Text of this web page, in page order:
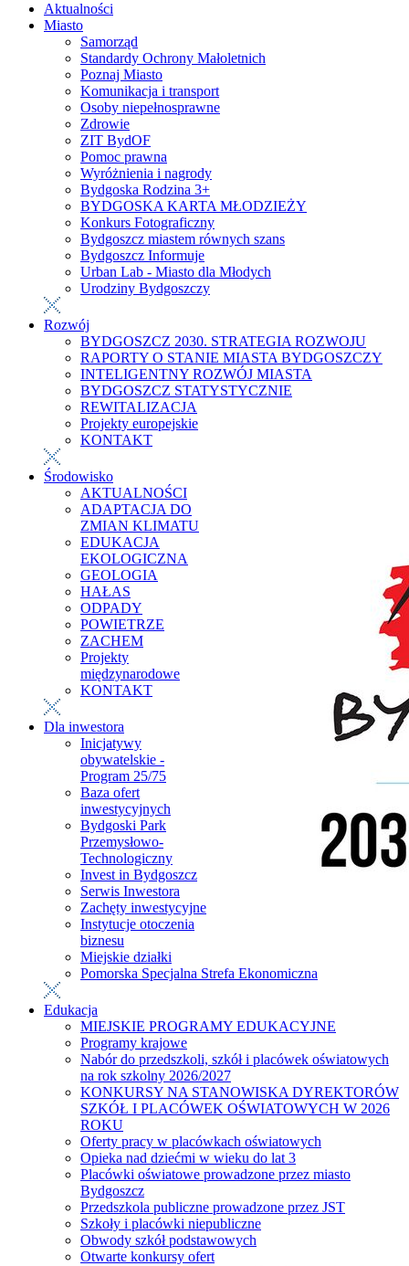
Aktualności
Miasto
Samorząd
Standardy Ochrony Małoletnich
Poznaj Miasto
Komunikacja i transport
Osoby niepełnosprawne
Zdrowie
ZIT BydOF
Pomoc prawna
Wyróżnienia i nagrody
Bydgoska Rodzina 3+
BYDGOSKA KARTA MŁODZIEŻY
Konkurs Fotograficzny
Bydgoszcz miastem równych szans
Bydgoszcz Informuje
Urban Lab - Miasto dla Młodych
Urodziny Bydgoszczy
Rozwój
BYDGOSZCZ 2030. STRATEGIA ROZWOJU
RAPORTY O STANIE MIASTA BYDGOSZCZY
INTELIGENTNY ROZWÓJ MIASTA
BYDGOSZCZ STATYSTYCZNIE
REWITALIZACJA
Projekty europejskie
KONTAKT
Środowisko
AKTUALNOŚCI
ADAPTACJA DO
ZMIAN KLIMATU
EDUKACJA
EKOLOGICZNA
GEOLOGIA
HAŁAS
ODPADY
POWIETRZE
ZACHEM
Projekty
międzynarodowe
KONTAKT
Dla inwestora
Inicjatywy
obywatelskie -
Program 25/75
Baza ofert
inwestycyjnych
Bydgoski Park
Przemysłowo-
Technologiczny
Invest in Bydgoszcz
Serwis Inwestora
Zachęty inwestycyjne
Instytucje otoczenia
biznesu
Miejskie działki
Pomorska Specjalna Strefa Ekonomiczna
Edukacja
MIEJSKIE PROGRAMY EDUKACYJNE
Programy krajowe
Nabór do przedszkoli, szkół i placówek oświatowych
na rok szkolny 2026/2027
KONKURSY NA STANOWISKA DYREKTORÓW
SZKÓŁ I PLACÓWEK OŚWIATOWYCH W 2026
ROKU
Oferty pracy w placówkach oświatowych
Opieka nad dziećmi w wieku do lat 3
Placówki oświatowe prowadzone przez miasto
Bydgoszcz
Przedszkola publiczne prowadzone przez JST
Szkoły i placówki niepubliczne
Obwody szkół podstawowych
Otwarte konkursy ofert